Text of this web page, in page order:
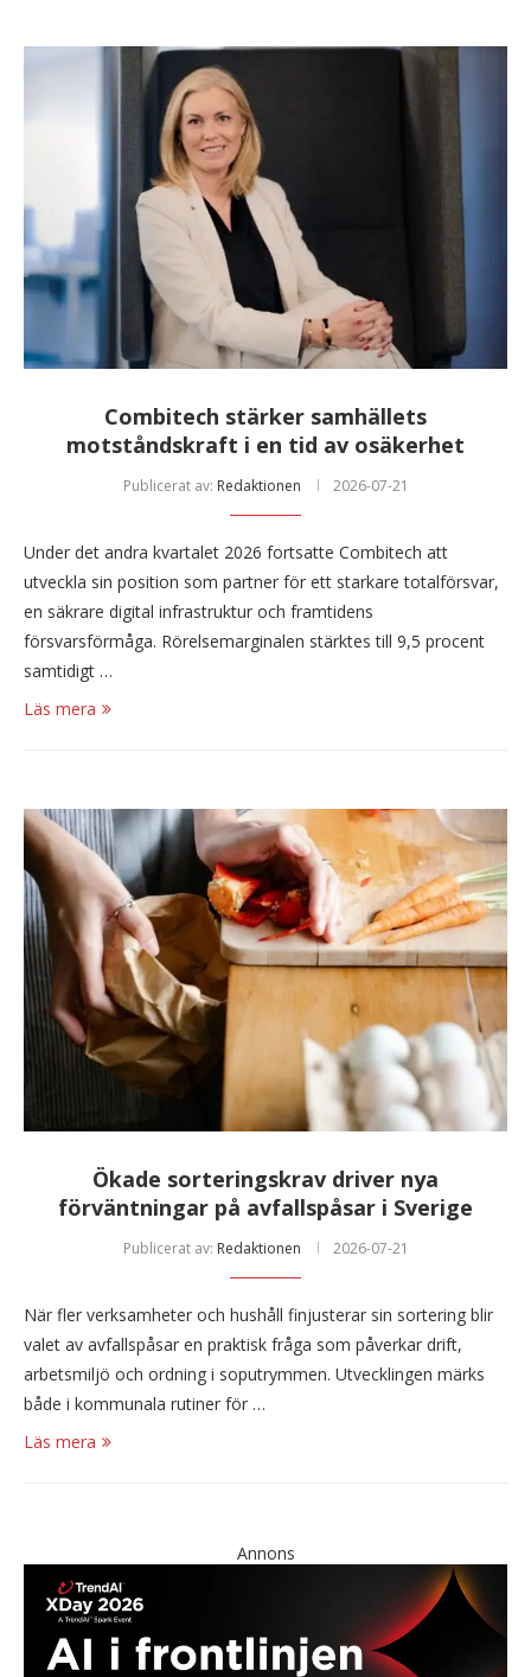
Combitech stärker samhällets
motståndskraft i en tid av osäkerhet
Publicerat av: Redaktionen 2026-07-21
Under det andra kvartalet 2026 fortsatte Combitech att
utveckla sin position som partner för ett starkare totalförsvar,
en säkrare digital infrastruktur och framtidens
försvarsförmåga. Rörelsemarginalen stärktes till 9,5 procent
samtidigt …
Läs mera
Ökade sorteringskrav driver nya
förväntningar på avfallspåsar i Sverige
Publicerat av: Redaktionen 2026-07-21
När fler verksamheter och hushåll finjusterar sin sortering blir
valet av avfallspåsar en praktisk fråga som påverkar drift,
arbetsmiljö och ordning i soputrymmen. Utvecklingen märks
både i kommunala rutiner för …
Läs mera
Annons